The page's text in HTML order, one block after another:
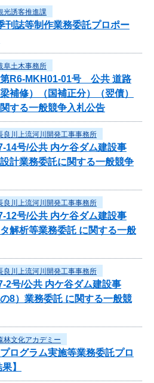
光誘客推進課
刊誌等制作業務委託プロポー
阜土木事務所
第R6-MKH01-01号 公共 道路
補修）（国補正分）（翌債）
する一般競争入札公告
良川上流河川開発工事事務所
14号/公共 内ケ谷ダム建設事
計業務委託に関する一般競争
良川上流河川開発工事事務所
12号/公共 内ケ谷ダム建設事
解析等業務委託 に関する一般
良川上流河川開発工事事務所
2号/公共 内ケ谷ダム建設事
8）業務委託 に関する一般競
林文化アカデミー
ログラム実施等業務委託プロ
】